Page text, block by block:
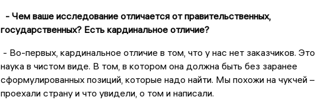
- Чем ваше исследование отличается от правительственных,
государственных? Есть кардинальное отличие?
- Во-первых, кардинальное отличие в том, что у нас нет заказчиков. Это
наука в чистом виде. В том, в котором она должна быть без заранее
сформулированных позиций, которые надо найти. Мы похожи на чукчей –
проехали страну и что увидели, о том и написали.